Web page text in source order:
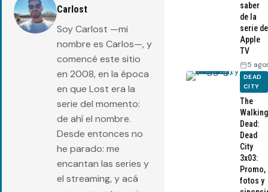
Carlost
Soy Carlost —mi
nombre es Carlos—, y
comencé este sitio
en 2008, en la época
en que Lost era la
serie del momento:
de ahí el nombre.
Desde entonces no
he parado: me
encantan las series y
el streaming, y acá
saber
de la
serie de
Apple
TV
5
DEAD
CITY
The
Walking
Dead:
Dead
City
3x03:
Promo,
fotos y